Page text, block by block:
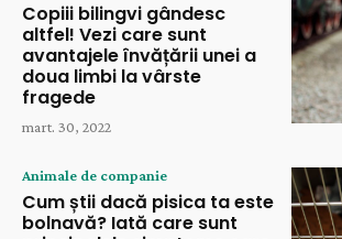
Copiii bilingvi gândesc
altfel! Vezi care sunt
avantajele învățării unei a
doua limbi la vârste
fragede
mart. 30, 2022
Animale de companie
Cum știi dacă pisica ta este
bolnavă? Iată care sunt